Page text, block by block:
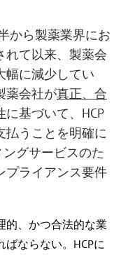
から製薬業界にお
れて以来、製薬会
幅に減少してい
薬会社が真正、合
に基づいて、HCP
払うことを明確に
グサービスのた
プライアンス要件
的、かつ合法的な業
ならない。HCPに